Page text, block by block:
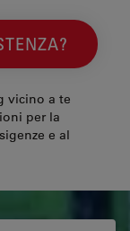
vicino a te
per la
e al